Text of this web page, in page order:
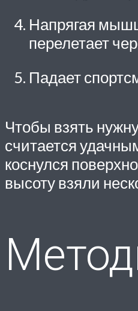
Напрягая
перелетает
Падает
Чтобы взять
считается
коснулся
высоту взяли